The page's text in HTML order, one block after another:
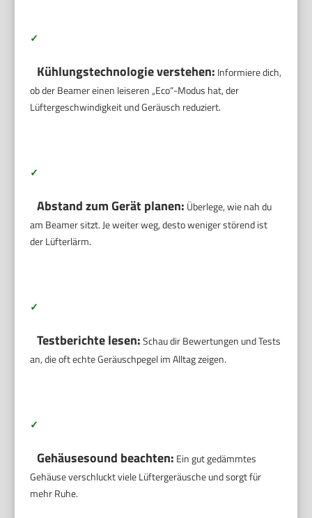
✓
Kühlungstechnologie verstehen: Informiere dich,
ob der Beamer einen leiseren „Eco“-Modus hat, der
Lüftergeschwindigkeit und Geräusch reduziert.
✓
Abstand zum Gerät planen: Überlege, wie nah du
am Beamer sitzt. Je weiter weg, desto weniger störend ist
der Lüfterlärm.
✓
Testberichte lesen:Schau dir Bewertungen und Tests
an, die oft echte Geräuschpegel im Alltag zeigen.
✓
Gehäusesound beachten: Ein gut gedämmtes
Gehäuse verschluckt viele Lüftergeräusche und sorgt für
mehr Ruhe.